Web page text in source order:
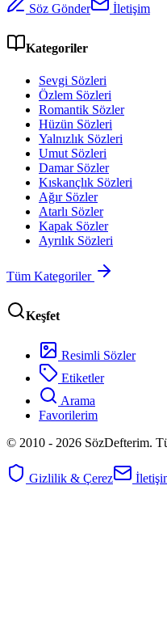
Söz Gönder İletişim
Kategoriler
Sevgi Sözleri
Özlem Sözleri
Romantik Sözler
Hüzün Sözleri
Yalnızlık Sözleri
Umut Sözleri
Damar Sözler
Kıskançlık Sözleri
Ağır Sözler
Atarlı Sözler
Kapak Sözler
Ayrılık Sözleri
Tüm Kategoriler
Keşfet
Resimli Sözler
Etiketler
Arama
Favorilerim
© 2010 - 2026 SözDefterim.
Gizlilik & Çerez